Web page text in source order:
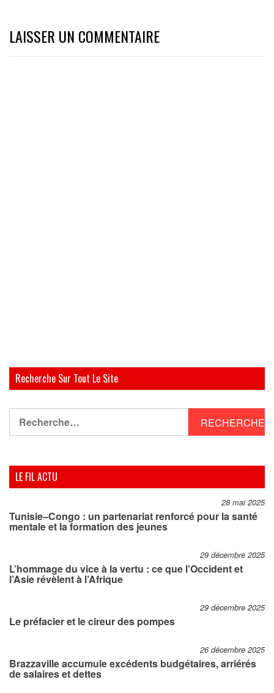
LAISSER UN COMMENTAIRE
Recherche Sur Tout Le Site
LE FIL ACTU
28 mai 2025
Tunisie–Congo : un partenariat renforcé pour la santé
mentale et la formation des jeunes
29 décembre 2025
L’hommage du vice à la vertu : ce que l’Occident et
l’Asie révèlent à l’Afrique
29 décembre 2025
Le préfacier et le cireur des pompes
26 décembre 2025
Brazzaville accumule excédents budgétaires, arriérés
de salaires et dettes